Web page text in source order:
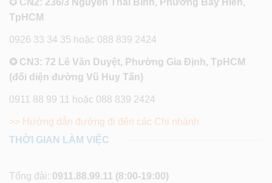
TpHCM
0926 33 34 35 hoặc 088 839 2424
✪ CN3: 72 Lê Văn Duyệt, Phường Gia Định, TpHCM
(đối diện đường Vũ Huy Tấn)
0911 88 99 11 hoặc 088 839 2424
>> Hướng dẫn đường đi đến các Chi nhánh
THỜI GIAN LÀM VIỆC
Tổng đài: 0911.88.99.11 (8:00-19:00)